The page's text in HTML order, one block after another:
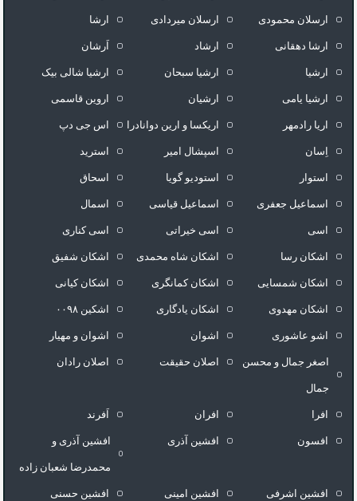
ارسلان محمودی ارسلان میردادی ارشا
ارشا دهقانی ارشاد اَرشان
ارشیا ارشیا سبحان ارشیا شالی بیک
ارشیا یامی ارشیان اروین قاسمی
اریا رادمهر اریکسا و ارین دوانادرا اس جی دپ
اِسان اسپشال امیر استرید
استوار استودیو گویا اسحاق
اسماعیل جعفری اسماعیل قیاسی اسمال
اسی اسی خیراتی اسی کناری
اشکان رسا اشکان شاه محمدی اشکان شفیق
اشکان شمسایی اشکان‌ کمانگری اشکان کیانی
اشکان مهدوی اشکان یادگاری اشکین ۰۰۹۸
اشو عاشوری اشوان اشوان و مهیار
اصغر جمال و محسن
جمال
اصلان حقیقت اصلان رادان
افرا افران اَفرند
افسون افشین آذری افشین آذری و
محمدرضا شعبان زاده
افشین اشرفی افشین امینی افشین حسنی